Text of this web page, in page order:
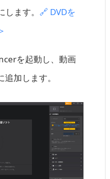
ます。 🔗 DVDを
を起動し、動画
加します。